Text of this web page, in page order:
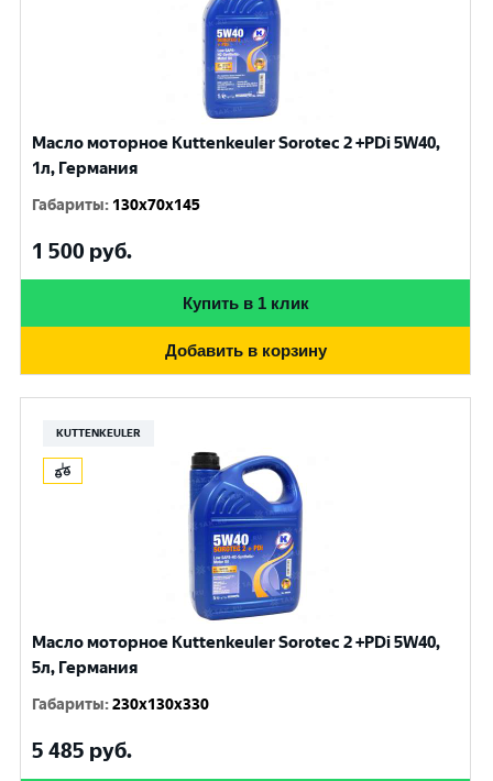
Масло моторное Kuttenkeuler Sorotec 2 +PDi 5W40,
1л, Германия
Габариты: 130x70x145
1 500 руб.
Купить в 1 клик
Добавить в корзину
KUTTENKEULER
Масло моторное Kuttenkeuler Sorotec 2 +PDi 5W40,
5л, Германия
Габариты:230x130x330
5 485 руб.